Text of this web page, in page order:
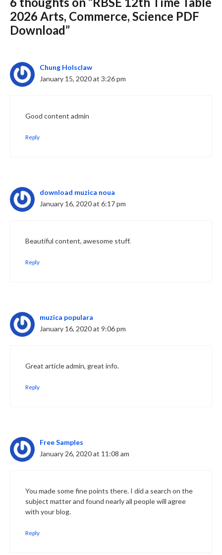
2026 Arts, Commerce, Science PDF
Download”
Chung Holsclaw
January 15, 2020 at 3:26 pm
Good content admin
Reply
download muzica noua
January 16, 2020 at 6:17 pm
Beautiful content, awesome stuff.
Reply
muzica populara
January 16, 2020 at 9:06 pm
Great article admin, great info.
Reply
Free Samples
January 26, 2020 at 11:08 am
You made some fine points there. I did a search on the
subject matter and found nearly all people will agree
with your blog.
Reply